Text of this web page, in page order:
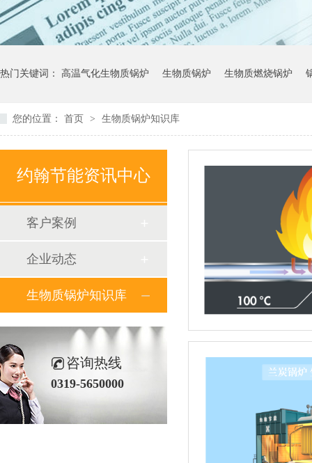
热门关键词： 高温气化生物质锅炉 生物质锅炉 生物质燃烧锅炉
您的位置： 首页 > 生物质锅炉知识库
约翰节能资讯中心
客户案例
企业动态
生物质锅炉知识库
咨询热线
0319-5650000